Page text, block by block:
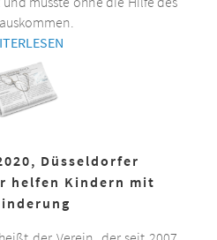
Düsseldorfer
helfen Kindern mit